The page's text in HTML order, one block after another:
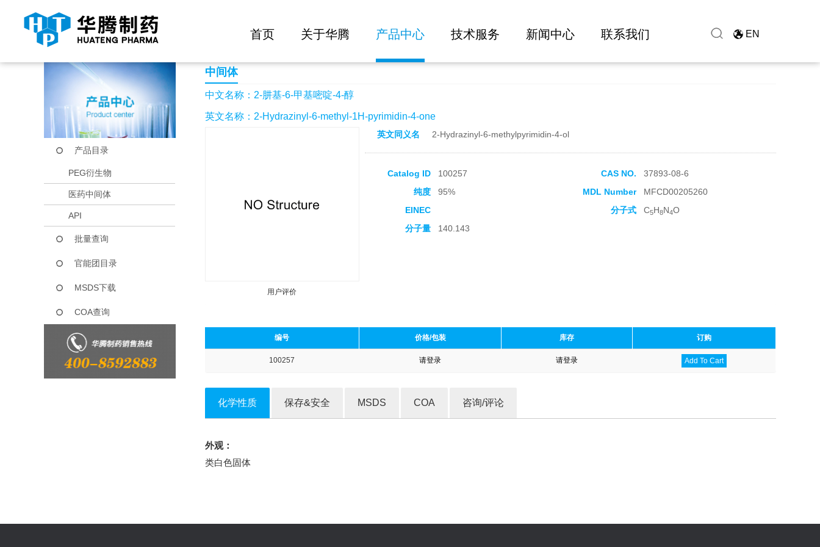
首页 关于华腾 产品中心 技术服务 新闻中心 联系我们 EN
当前位置： 首页 产品中心 2-肼基-6-甲基嘧啶-4-醇
产品目录
PEG衍生物
医药中间体
API
批量查询
官能团目录
MSDS下载
COA查询
中间体
中文名称：2-肼基-6-甲基嘧啶-4-醇
英文名称：2-Hydrazinyl-6-methyl-1H-pyrimidin-4-one
用户评价
英文同义名 2-Hydrazinyl-6-methylpyrimidin-4-ol
Catalog ID 100257 CAS NO.
37893-08-6
纯度
95% MDL Number
MFCD00205260
EINEC
分子式 C5H8N4O
分子量
140.143
编号 价格/包装 库存 订购
100257 请登录 请登录 Add To Cart
化学性质 保存&安全 MSDS COA 咨询/评论
外观：
类白色固体